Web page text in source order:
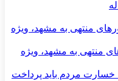
منتهی به مشهد، ویژه